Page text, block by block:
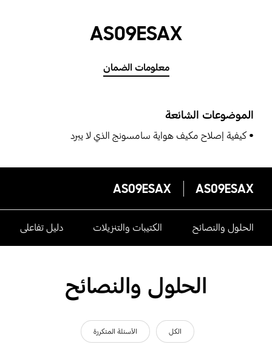
AS09ESAX
معلومات الضمان
الموضوعات الشائعة
كيفية إصلاح مكيف هواية سامسونج الذي لا يبرد
AS09ESAX
AS09ESAX
الحلول والنصائح الكتيبات والتنزيلات دليل تفاعلى
الحلول والنصائح
الكل الأسئلة المتكررة